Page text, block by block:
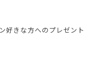
好きな方へのプレゼント